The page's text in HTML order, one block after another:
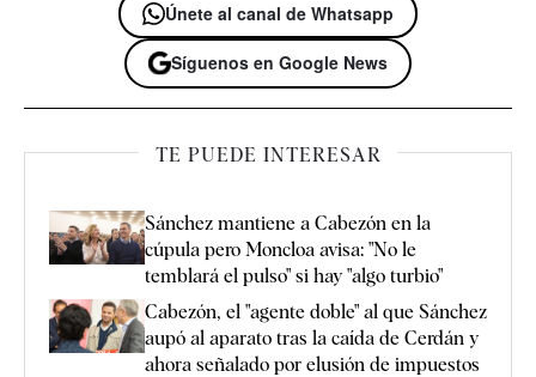
Únete al canal de Whatsapp
Síguenos en Google News
TE PUEDE INTERESAR
Sánchez mantiene a Cabezón en la
cúpula pero Moncloa avisa: "No le
temblará el pulso" si hay "algo turbio"
Cabezón, el "agente doble" al que Sánchez
aupó al aparato tras la caída de Cerdán y
ahora señalado por elusión de impuestos